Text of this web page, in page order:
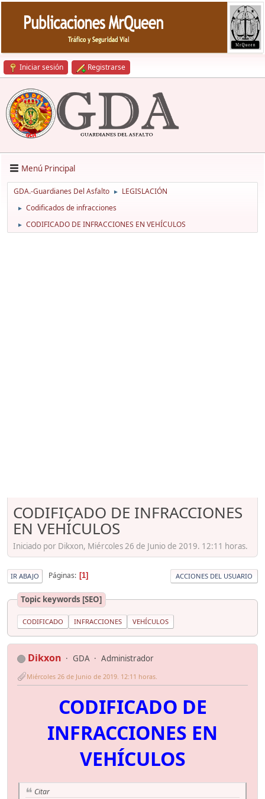
Iniciar sesión Registrarse
Menú Principal
GDA.-Guardianes Del Asfalto ► LEGISLACIÓN
► Codificados de infracciones
► CODIFICADO DE INFRACCIONES EN VEHÍCULOS
CODIFICADO DE INFRACCIONES
EN VEHÍCULOS
Iniciado por Dikxon, Miércoles 26 de Junio de 2019. 12:11 horas.
IR ABAJO Páginas 1 ACCIONES DEL USUARIO
Topic keywords [SEO]
CODIFICADO INFRACCIONES VEHÍCULOS
Dikxon GDA Administrador
Miércoles 26 de Junio de 2019. 12:11 horas.
CODIFICADO DE
INFRACCIONES EN
VEHÍCULOS
Citar